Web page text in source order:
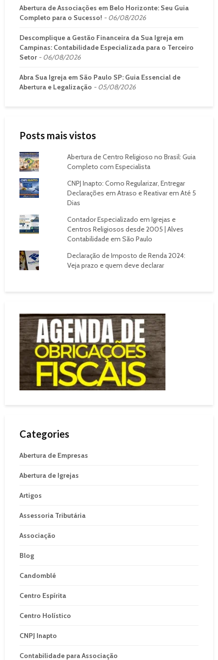
Abertura de Associações em Belo Horizonte: Seu Guia
Completo para o Sucesso!
06/08/2026
Descomplique a Gestão Financeira da Sua Igreja em
Campinas: Contabilidade Especializada para o Terceiro
Setor
06/08/2026
Abra Sua Igreja em São Paulo SP: Guia Essencial de
Abertura e Legalização
05/08/2026
Posts mais vistos
Abertura de Centro Religioso no Brasil: Guia
Completo com Especialista
CNPJ Inapto: Como Regularizar, Entregar
Declarações em Atraso e Reativar em Até 5
Dias
Contador Especializado em Igrejas e
Centros Religiosos desde 2005 | Alves
Contabilidade em São Paulo
Declaração de Imposto de Renda 2024:
Veja prazo e quem deve declarar
Categories
Abertura de Empresas
Abertura de Igrejas
Artigos
Assessoria Tributária
Associação
Blog
Candomblé
Centro Espírita
Centro Holístico
CNPJ Inapto
Contabilidade para Associação